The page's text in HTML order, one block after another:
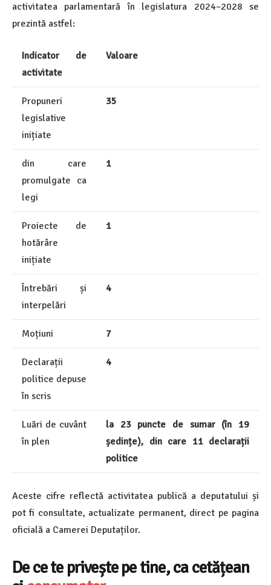
activitatea parlamentară în legislatura 2024–2028 se
prezintă astfel:
Indicator de
activitate
Valoare
Propuneri
legislative
inițiate
35
din care
promulgate ca
legi
1
Proiecte de
hotărâre
inițiate
1
Întrebări și
interpelări
4
Moțiuni 7
Declarații
politice depuse
în scris
4
Luări de cuvânt
în plen
la 23 puncte de sumar (în 19
ședințe), din care 11 declarații
politice
Aceste cifre reflectă activitatea publică a deputatului și
pot fi consultate, actualizate permanent, direct pe pagina
oficială a Camerei Deputaților.
De ce te privește pe tine, ca cetățean